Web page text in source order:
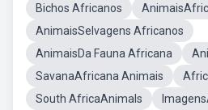
Bichos Africanos
AnimaisSelvagens Africanos
AnimaisDa Fauna Africana
SavanaAfricana Animais
South AfricaAnimals